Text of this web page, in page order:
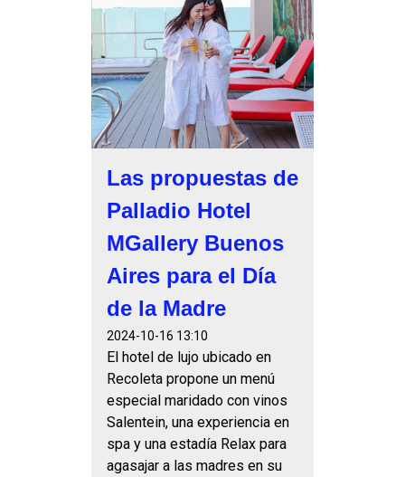
Las propuestas de
Palladio Hotel
MGallery Buenos
Aires para el Día
de la Madre
2024-10-16 13:10
El hotel de lujo ubicado en
Recoleta propone un menú
especial maridado con vinos
Salentein, una experiencia en
spa y una estadía Relax para
agasajar a las madres en su